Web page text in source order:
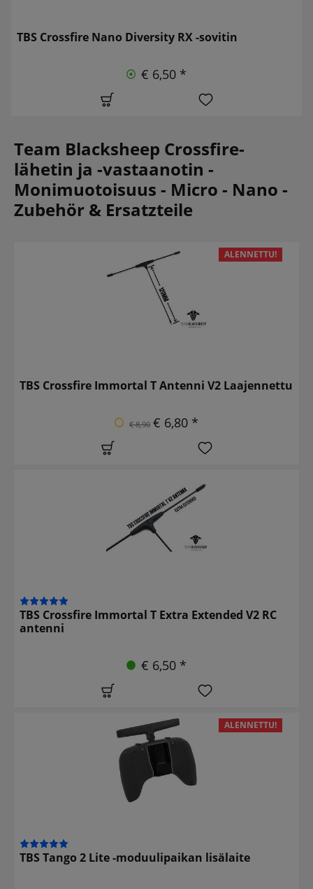
TBS Crossfire Nano Diversity RX -sovitin
€ 6,50 *
Team Blacksheep Crossfire-
lähetin ja -vastaanotin -
Monimuotoisuus - Micro - Nano -
Zubehör & Ersatzteile
ALENNETTU!
TBS Crossfire Immortal T Antenni V2 Laajennettu
€ 8,90 € 6,80 *
TBS Crossfire Immortal T Extra Extended V2 RC
antenni
€ 6,50 *
ALENNETTU!
TBS Tango 2 Lite -moduulipaikan lisälaite